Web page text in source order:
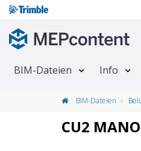
BIM-Dateien Info
BIM-Dateien
CU2 MANO